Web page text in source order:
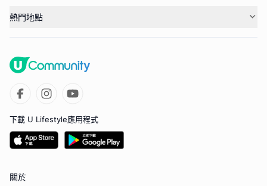
熱門地點
下載 U Lifestyle應用程式
關於